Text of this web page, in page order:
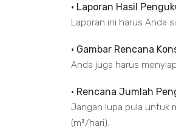
• Laporan Hasil
Laporan ini harus Anda
• Gambar Rencana
Anda juga harus
• Rencana Jumlah
Jangan lupa pula untuk
(m³/hari).